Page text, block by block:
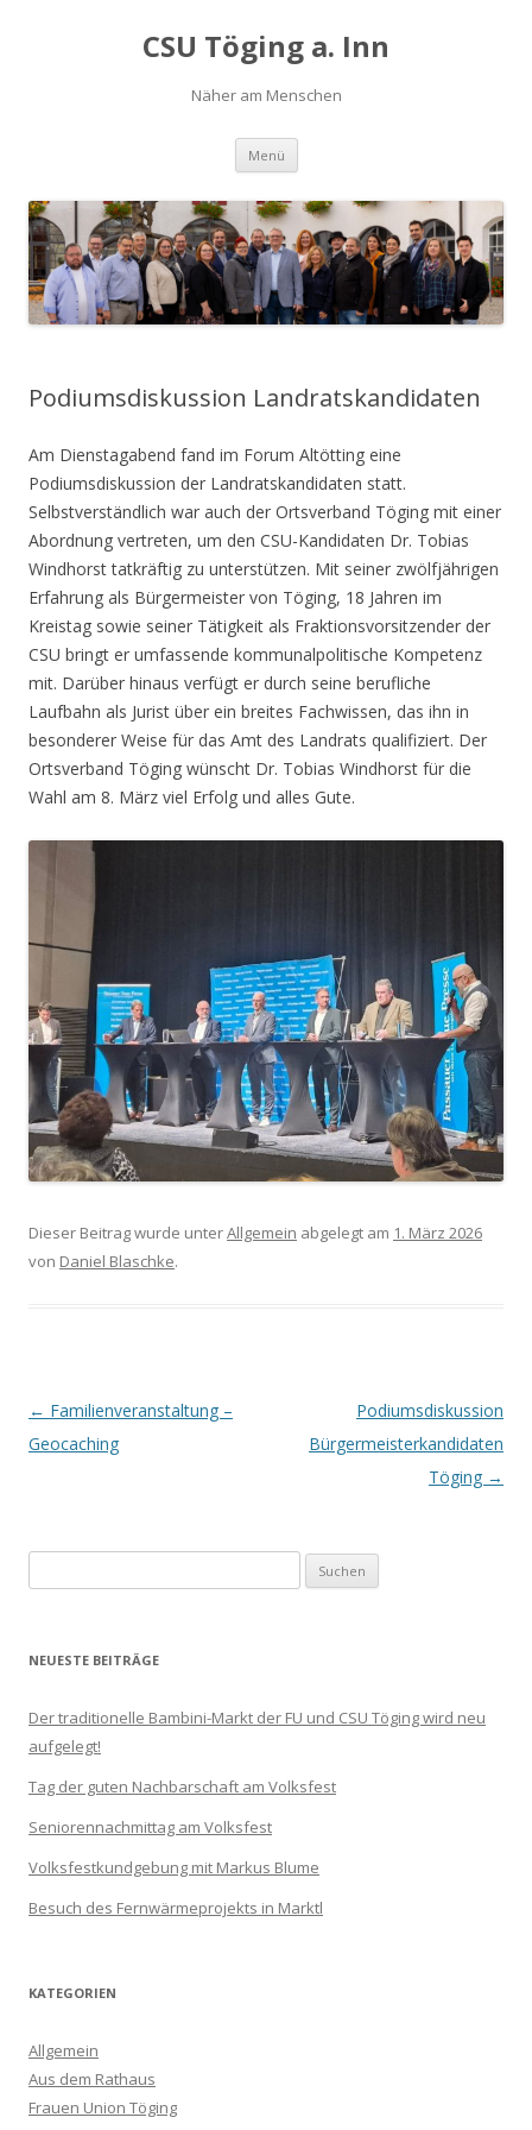
CSU Töging a. Inn
Näher am Menschen
Menü Springe
Inhalt
Podiumsdiskussion Landratskandidaten
Am Dienstagabend fand im Forum Altötting eine
Podiumsdiskussion der Landratskandidaten statt.
Selbstverständlich war auch der Ortsverband Töging mit einer
Abordnung vertreten, um den CSU-Kandidaten Dr. Tobias
Windhorst tatkräftig zu unterstützen. Mit seiner zwölfjährigen
Erfahrung als Bürgermeister von Töging, 18 Jahren im
Kreistag sowie seiner Tätigkeit als Fraktionsvorsitzender der
CSU bringt er umfassende kommunalpolitische Kompetenz
mit. Darüber hinaus verfügt er durch seine berufliche
Laufbahn als Jurist über ein breites Fachwissen, das ihn in
besonderer Weise für das Amt des Landrats qualifiziert. Der
Ortsverband Töging wünscht Dr. Tobias Windhorst für die
Wahl am 8. März viel Erfolg und alles Gute.
Dieser Beitrag wurde unterAllgemein abgelegt am 1. März 2026
von Daniel Blaschke.
Beitrags-
Navigation
← Familienveranstaltung –
Geocaching
Podiumsdiskussion
Bürgermeisterkandidaten
Töging →
nach:
NEUESTE BEITRÄGE
Der traditionelle Bambini-Markt der FU und CSU Töging wird neu
aufgelegt!
Tag der guten Nachbarschaft am Volksfest
Seniorennachmittag am Volksfest
Volksfestkundgebung mit Markus Blume
Besuch des Fernwärmeprojekts in Marktl
KATEGORIEN
Allgemein
Aus dem Rathaus
Frauen Union Töging